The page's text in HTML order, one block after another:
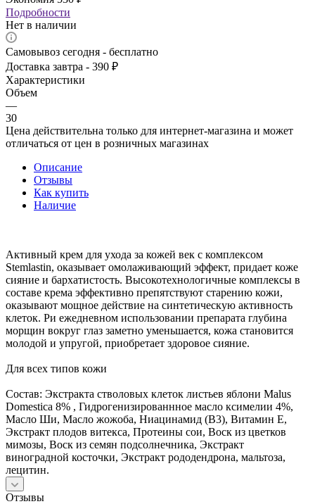
Подробности
Нет в наличии
Самовывоз сегодня - бесплатно
Доставка завтра - 390 ₽
Характеристики
Объем
—
30
Цена действительна только для интернет-магазина и может
отличаться от цен в розничных магазинах
Описание
Отзывы
Как купить
Наличие
Активный крем для ухода за кожей век с комплексом
Stemlastin, оказывает омолаживающий эффект, придает коже
сияние и бархатистость. Высокотехнологичные комплексы в
составе крема эффективно препятствуют старению кожи,
оказывают мощное действие на синтетическую активность
клеток. Ри ежедневном использовании препарата глубина
морщин вокруг глаз заметно уменьшается, кожа становится
молодой и упругой, приобретает здоровое сияние.
Для всех типов кожи
Состав: Экстракта стволовых клеток листьев яблони Malus
Domestica 8% , Гидрогенизированнное масло ксимелии 4%,
Масло Ши, Масло жожоба, Ниацинамид (B3), Витамин E,
Экстракт плодов витекса, Протеины сои, Воск из цветков
мимозы, Воск из семян подсолнечника, Экстракт
виноградной косточки, Экстракт рододендрона, мальтоза,
лецитин.
Отзывы